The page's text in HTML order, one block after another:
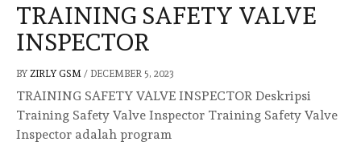
TRAINING SAFETY VALVE
INSPECTOR
BY ZIRLY GSM / DECEMBER 5, 2023
TRAINING SAFETY VALVE INSPECTOR Deskripsi
Training Safety Valve Inspector Training Safety Valve
Inspector adalah program